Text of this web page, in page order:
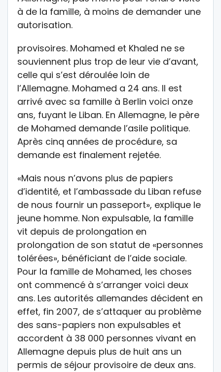
à de la famille, à moins de demander une
autorisation.
provisoires. Mohamed et Khaled ne se
souviennent plus trop de leur vie d’avant,
celle qui s’est déroulée loin de
l’Allemagne. Mohamed a 24 ans. Il est
arrivé avec sa famille à Berlin voici onze
ans, fuyant le Liban. En Allemagne, le père
de Mohamed demande l’asile politique.
Après cinq années de procédure, sa
demande est finalement rejetée.
«Mais nous n’avons plus de papiers
d’identité, et l’ambassade du Liban refuse
de nous fournir un passeport», explique le
jeune homme. Non expulsable, la famille
vit depuis de prolongation en
prolongation de son statut de «personnes
tolérées», bénéficiant de l’aide sociale.
Pour la famille de Mohamed, les choses
ont commencé à s’arranger voici deux
ans. Les autorités allemandes décident en
effet, fin 2007, de s’attaquer au problème
des sans-papiers non expulsables et
accordent à 38 000 personnes vivant en
Allemagne depuis plus de huit ans un
permis de séjour provisoire de deux ans.